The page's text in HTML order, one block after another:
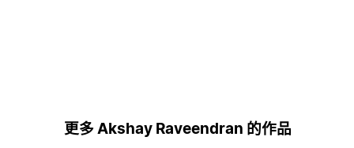
更多 Akshay Raveendran 的作品